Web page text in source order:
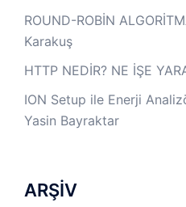
ROUND-ROBİN
Karakuş
HTTP NEDİR? NE İŞE
ION Setup ile Enerji
Yasin Bayraktar
ARŞİV